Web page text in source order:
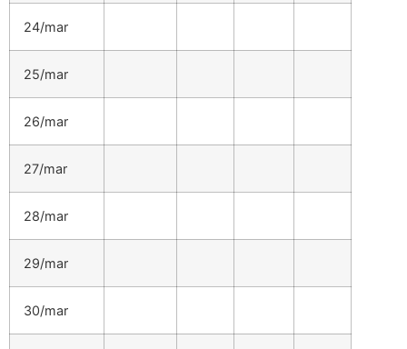
24/mar
25/mar
26/mar
27/mar
28/mar
29/mar
30/mar